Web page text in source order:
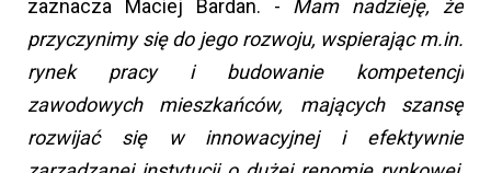
zaznacza Maciej Bardan. - Mam nadzieję, że
przyczynimy się do jego rozwoju, wspierając m.in.
rynek pracy i budowanie kompetencji
zawodowych mieszkańców, mających szansę
rozwijać się w innowacyjnej i efektywnie